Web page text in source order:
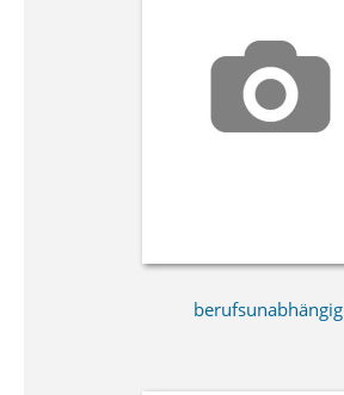
berufsunabhängig